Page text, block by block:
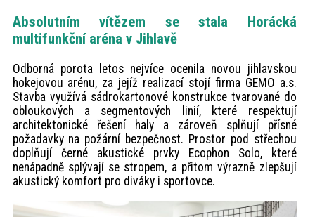
Absolutním vítězem se stala Horácká
multifunkční aréna v Jihlavě
Odborná porota letos nejvíce ocenila novou jihlavskou
hokejovou arénu, za jejíž realizací stojí firma GEMO a.s.
Stavba využívá sádrokartonové konstrukce tvarované do
obloukových a segmentových linií, které respektují
architektonické řešení haly a zároveň splňují přísné
požadavky na požární bezpečnost. Prostor pod střechou
doplňují černé akustické prvky Ecophon Solo, které
nenápadně splývají se stropem, a přitom výrazně zlepšují
akustický komfort pro diváky i sportovce.